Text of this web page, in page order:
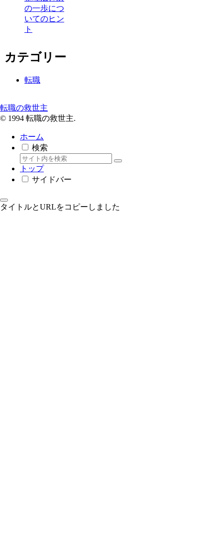
の一歩につ
いてのヒン
ト
カテゴリー
転職
転職の救世主
© 1994 転職の救世主.
ホーム
検索
トップ
サイドバー
タイトルとURLをコピーしました